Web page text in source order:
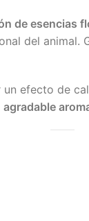
de esencias
del animal.
efecto de
agradable